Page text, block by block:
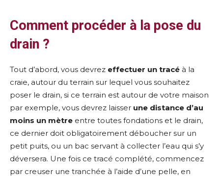
Comment procéder à la pose du
drain ?
Tout d’abord, vous devrez effectuer un tracé à la
craie, autour du terrain sur lequel vous souhaitez
poser le drain, si ce terrain est autour de votre maison
par exemple, vous devrez laisser une distance d’au
moins un mètre entre toutes fondations et le drain,
ce dernier doit obligatoirement déboucher sur un
petit puits, ou un bac servant à collecter l’eau qui s’y
déversera. Une fois ce tracé complété, commencez
par creuser une tranchée à l’aide d’une pelle, en